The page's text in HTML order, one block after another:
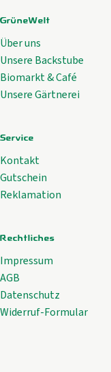
GrüneWelt
Über uns
Unsere Backstube
Biomarkt & Café
Unsere Gärtnerei
Service
Kontakt
Gutschein
Reklamation
Rechtliches
Impressum
AGB
Datenschutz
Widerruf-Formular